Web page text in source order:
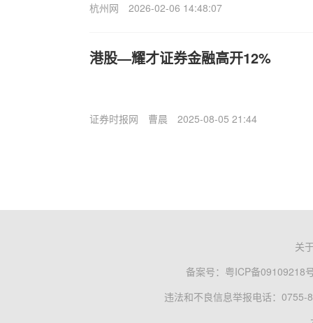
杭州网 2026-02-06 14:48:07
港股—耀才证券金融高开12%
证券时报网 曹晨 2025-08-05 21:44
关
备案号： 粤ICP备09109218
违法和不良信息举报电话：0755-